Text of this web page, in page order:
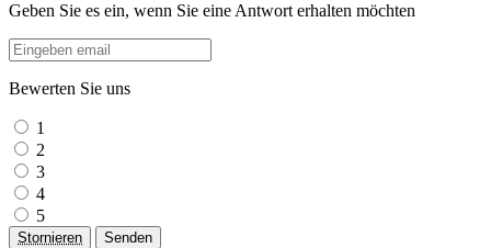
Geben Sie es ein, wenn Sie eine Antwort erhalten möchten
Bewerten Sie uns
1
2
3
4
5
Stornieren Senden